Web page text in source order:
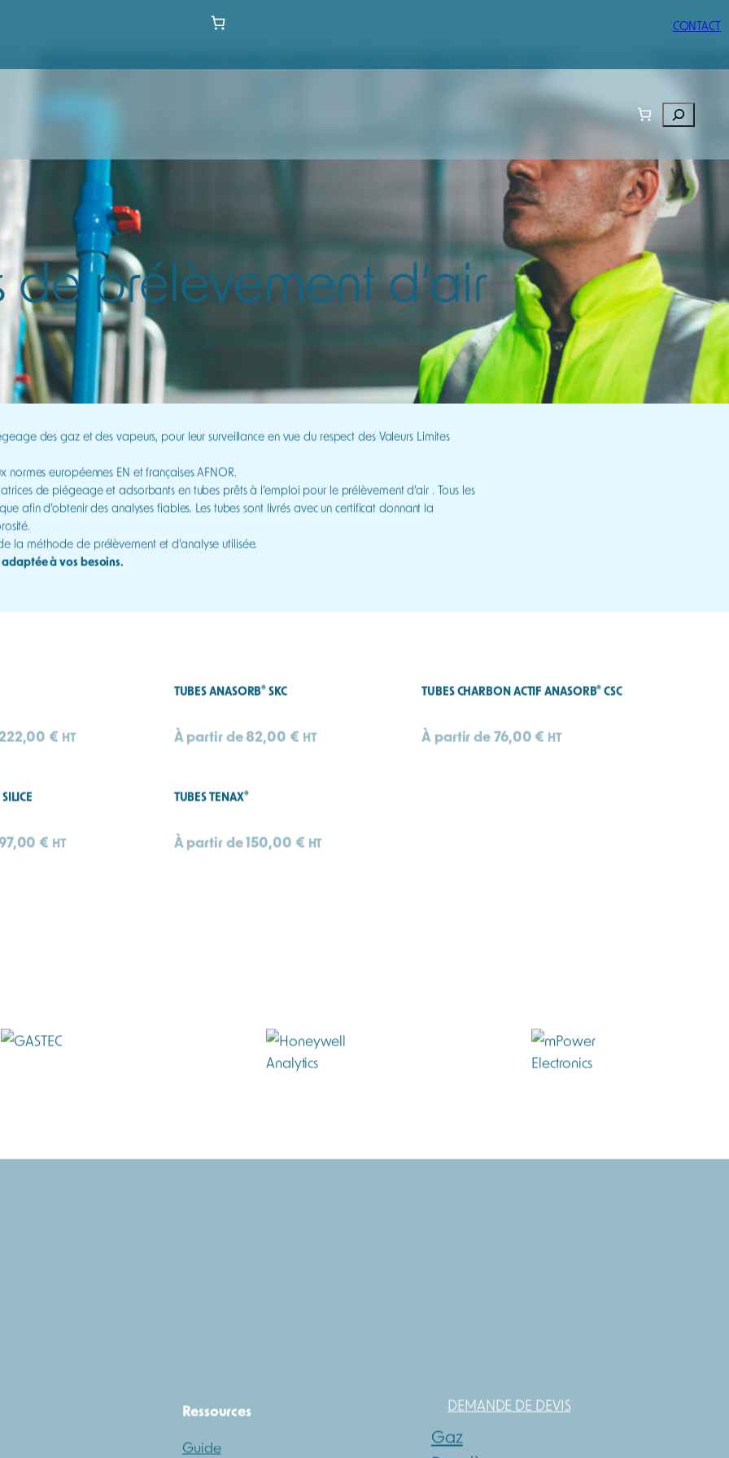
CONTACT
Rechercher
de prélèvement d’air
des gaz et des vapeurs, pour leur surveillance en vue du respect des Valeurs Limites
normes européennes EN et françaises AFNOR.
de piégeage et adsorbants en tubes prêts à l’emploi pour le prélèvement d’air . Tous les
afin d’obtenir des analyses fiables. Les tubes sont livrés avec un certificat donnant la
la méthode de prélèvement et d’analyse utilisée.
à vos besoins.
€ HT
TUBES ANASORB® SKC
À partir de82,00 € HT
TUBES CHARBON ACTIF ANASORB® CSC
À partir de76,00 € HT
€ HT
TUBES TENAX®
À partir de150,00 € HT
Ressources
Guide
DEMANDE DE DEVIS
Gaz